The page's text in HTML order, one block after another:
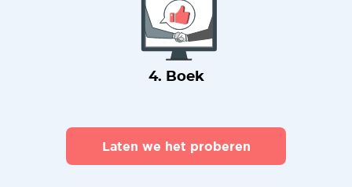
4. Boek
Laten we het proberen